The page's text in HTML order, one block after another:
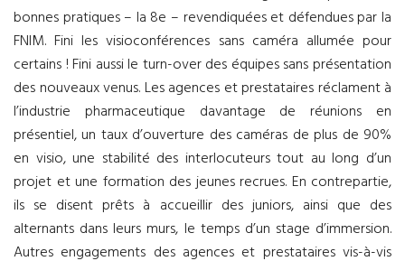
bonnes pratiques – la 8e – revendiquées et défendues par la
FNIM. Fini les visioconférences sans caméra allumée pour
certains ! Fini aussi le turn-over des équipes sans présentation
des nouveaux venus. Les agences et prestataires réclament à
l’industrie pharmaceutique davantage de réunions en
présentiel, un taux d’ouverture des caméras de plus de 90%
en visio, une stabilité des interlocuteurs tout au long d’un
projet et une formation des jeunes recrues. En contrepartie,
ils se disent prêts à accueillir des juniors, ainsi que des
alternants dans leurs murs, le temps d’un stage d’immersion.
Autres engagements des agences et prestataires vis-à-vis